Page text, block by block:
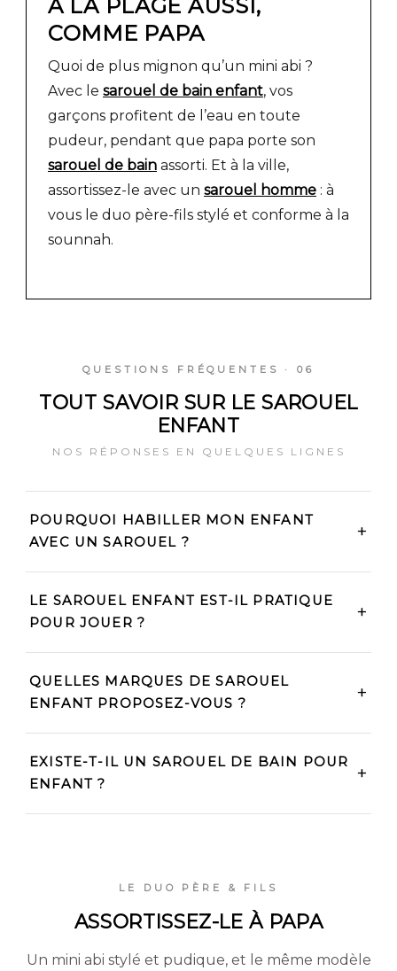
À LA PLAGE AUSSI,
COMME PAPA
Quoi de plus mignon qu’un mini abi ?
Avec le sarouel de bain enfant, vos
garçons profitent de l’eau en toute
pudeur, pendant que papa porte son
sarouel de bain assorti. Et à la ville,
assortissez-le avec un sarouel homme : à
vous le duo père-fils stylé et conforme à la
sounnah.
QUESTIONS FRÉQUENTES · 06
TOUT SAVOIR SUR LE SAROUEL
ENFANT
NOS RÉPONSES EN QUELQUES LIGNES
POURQUOI HABILLER MON ENFANT
AVEC UN SAROUEL ?
LE SAROUEL ENFANT EST-IL PRATIQUE
POUR JOUER ?
QUELLES MARQUES DE SAROUEL
ENFANT PROPOSEZ-VOUS ?
EXISTE-T-IL UN SAROUEL DE BAIN POUR
ENFANT ?
LE DUO PÈRE & FILS
ASSORTISSEZ-LE À PAPA
Un mini abi stylé et pudique, et le même modèle